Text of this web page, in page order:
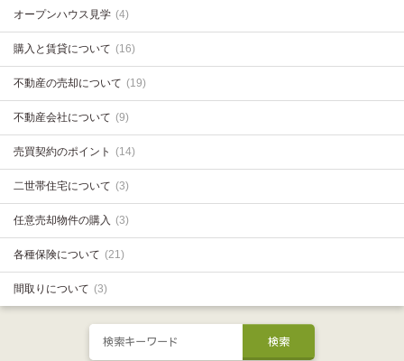
オープンハウス見学 (4)
購入と賃貸について (16)
不動産の売却について (19)
不動産会社について (9)
売買契約のポイント (14)
二世帯住宅について (3)
任意売却物件の購入 (3)
各種保険について (21)
間取りについて (3)